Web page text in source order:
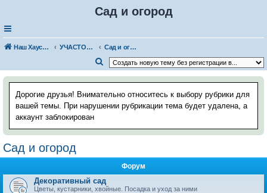
Сад и огород
Наш Хаус-форум УЧАСТОК И САД
Сад и огород
о
с
Дорогие друзья! Внимательно относитесь к выбору рубрики для
вашей темы. При нарушении рубрикации тема будет удалена, а
аккаунт заблокирован
Сад и огород
Форум
Декоративный сад
Цветы, кустарники, хвойные. Посадка и уход за ними